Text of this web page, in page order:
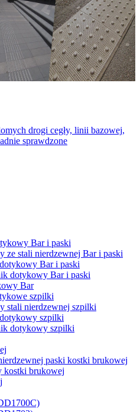
drogi cegły, linii bazowej,
sprawdzone
Bar i paski
ze stali nierdzewnej Bar i paski
Bar i paski
dotykowy Bar i paski
Bar
szpilki
stali nierdzewnej szpilki
szpilki
dotykowy szpilki
paski kostki brukowej
kostki brukowej